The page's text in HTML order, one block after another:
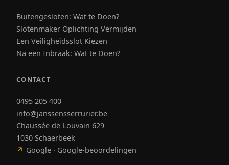
Buitengesloten: Wat te Doen?
Slotenmaker Oplichting Vermijden
Een Veiligheidsslot Kiezen
Na een Inbraak: Wat te Doen?
CONTACT
0495 205 400
info@janssensserrurier.be
Chaussée de Louvain 629
1030 Schaerbeek
↗ Google · Google-beoordelingen